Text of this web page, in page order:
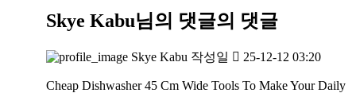
Skye Kabu님의 댓글의 댓글
Skye Kabu 작성일 25-12-12 03:20
Cheap Dishwasher 45 Cm Wide Tools To Make Your Daily